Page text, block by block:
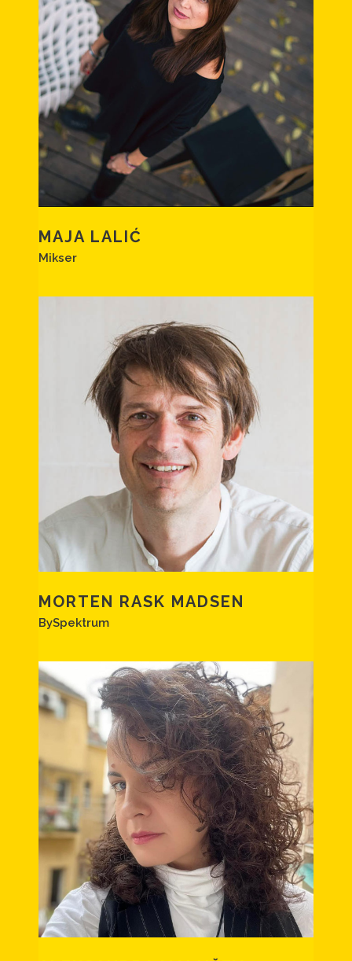
MAJA LALIĆ
Mikser
MORTEN RASK MADSEN
BySpektrum